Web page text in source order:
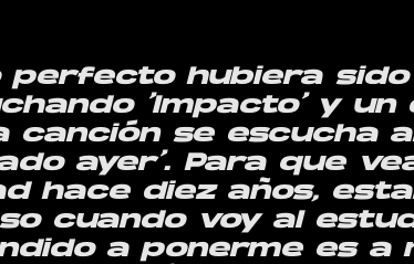
perfecto hubiera
‘Impacto’ y un
canción se escucha
ayer’. Para que
hace diez años,
cuando voy al
a ponerme es a